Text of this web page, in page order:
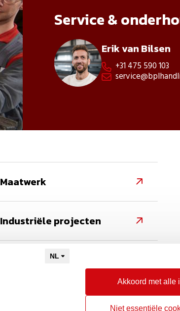
Service &
Erik van Bilsen
 +31 475 590 103

Maatwerk 
Industriële projecten 
Referenties
Naar Kieu Engineering
Akkoord met alle
Niet essentiële